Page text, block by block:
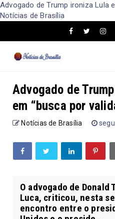
Advogado de Trump ironiza Lula
Notícias de Brasília
Advogado de
em “busca por
Notícias de Brasília
O advogado de Donald
Luca, criticou, nesta
encontro entre o